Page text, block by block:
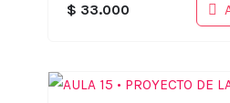
$ 33.000